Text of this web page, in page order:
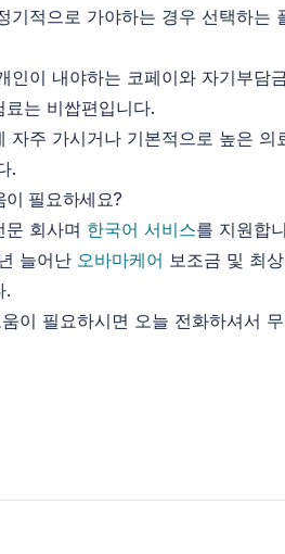
기적으로 가야하는 경우 선택하는
인이 내야하는 코페이와 자기부담
는 비쌉편입니다.
자주 가시거나 기본적으로 높은 의
.
필요하세요?
문 회사며 한국어 서비스를 지원합
늘어난 오바마케어 보조금 및 최
.
이 필요하시면 오늘 전화하셔서